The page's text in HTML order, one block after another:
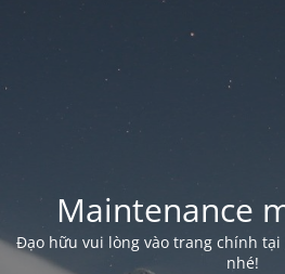
Maintenance
Đạo hữu vui lòng vào trang chính tại
nhé!